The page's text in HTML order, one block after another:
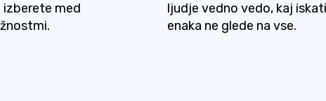
izberete med
ljudje vedno vedo, kaj
enaka ne glede na vse.